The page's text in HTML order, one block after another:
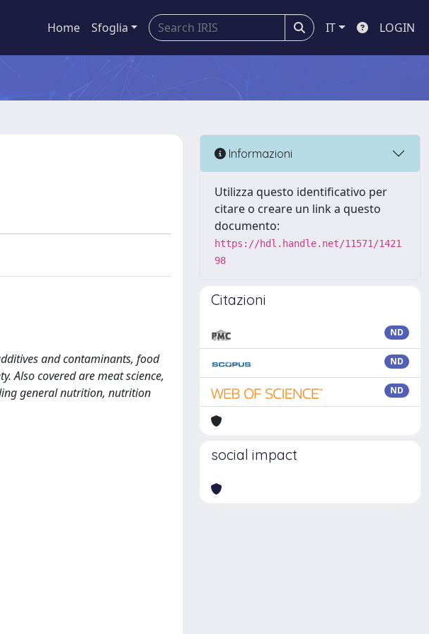
Home Sfoglia IT LOGIN
and contaminants, food
Also covered are meat science,
general nutrition, nutrition
Informazioni
Utilizza questo identificativo per
citare o creare un link a questo
documento:
https://hdl.handle.net/11571/1421
98
Citazioni
ND
ND
ND
social impact